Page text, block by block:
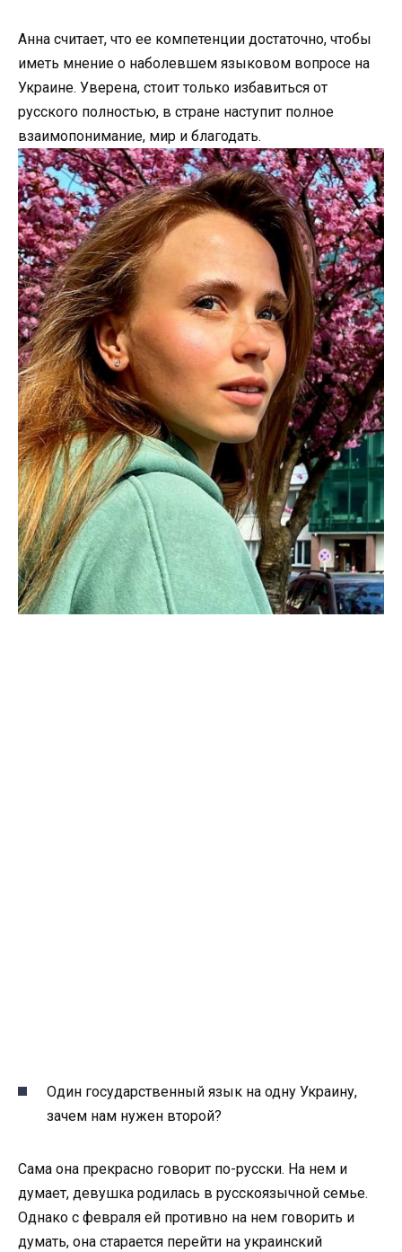
Анна считает, что ее компетенции достаточно, чтобы
иметь мнение о наболевшем языковом вопросе на
Украине. Уверена, стоит только избавиться от
русского полностью, в стране наступит полное
взаимопонимание, мир и благодать.
Один государственный язык на одну Украину,
зачем нам нужен второй?
Сама она прекрасно говорит по-русски. На нем и
думает, девушка родилась в русскоязычной семье.
Однако с февраля ей противно на нем говорить и
думать, она старается перейти на украинский